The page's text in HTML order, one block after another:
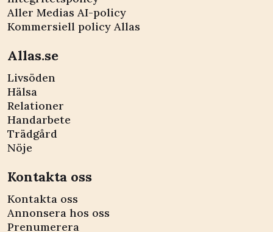
Aller Medias AI-policy
Kommersiell policy Allas
Allas.se
Livsöden
Hälsa
Relationer
Handarbete
Trädgård
Nöje
Kontakta oss
Kontakta oss
Annonsera hos oss
Prenumerera